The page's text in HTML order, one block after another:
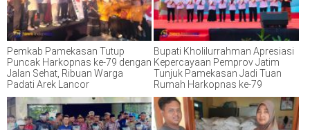
Pemkab Pamekasan Tutup
Puncak Harkopnas ke-79 dengan
Jalan Sehat, Ribuan Warga
Padati Arek Lancor
Bupati Kholilurrahman Apresiasi
Kepercayaan Pemprov Jatim
Tunjuk Pamekasan Jadi Tuan
Rumah Harkopnas ke-79